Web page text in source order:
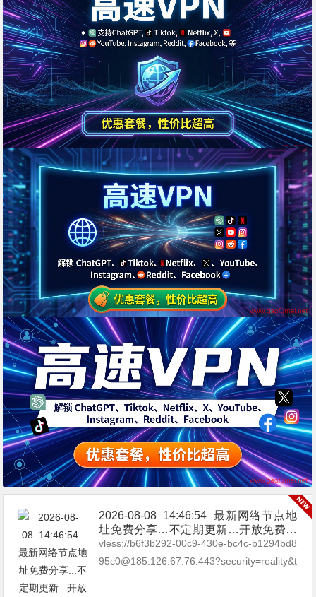
2026-08-08_14:46:54_最新网络节点地
址免费分享…不定期更新…开放免费分
享（网络免费节点香港|日本|韩国|新加
坡|台湾|马来西亚|…
vless://b6f3b292-00c9-430e-bc4c-b1294bd8
95c0@185.126.67.76:443?security=reality&t